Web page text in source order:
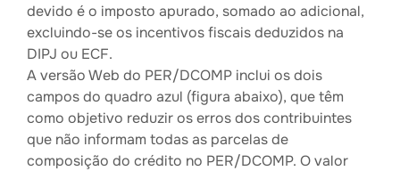
devido é o imposto apurado, somado ao adicional,
excluindo-se os incentivos fiscais deduzidos na
DIPJ ou ECF.
A versão Web do PER/DCOMP inclui os dois
campos do quadro azul (figura abaixo), que têm
como objetivo reduzir os erros dos contribuintes
que não informam todas as parcelas de
composição do crédito no PER/DCOMP. O valor